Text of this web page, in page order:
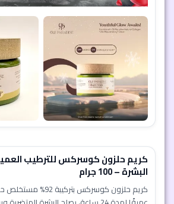
كريم حلزون كوسركس للترطيب
البشرة – 100 جرام